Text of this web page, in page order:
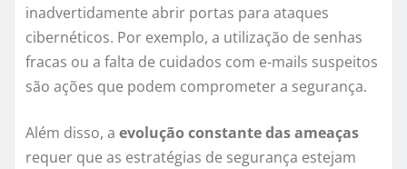
inadvertidamente abrir portas para ataques
cibernéticos. Por exemplo, a utilização de senhas
fracas ou a falta de cuidados com e-mails suspeitos
são ações que podem comprometer a segurança.
Além disso, a evolução constante das ameaças
requer que as estratégias de segurança estejam